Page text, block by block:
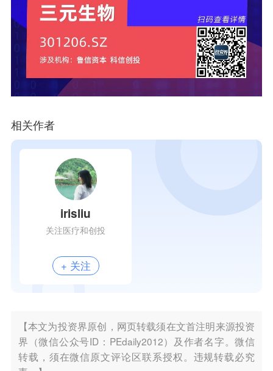
相关作者
irisliu
关注医疗和创投
+ 关注
【本文为投资界原创，网页转载须在文首注明来源投资
界（微信公众号ID：PEdaily2012）及作者名字。微信
转载，须在微信原文评论区联系授权。违规转载必究